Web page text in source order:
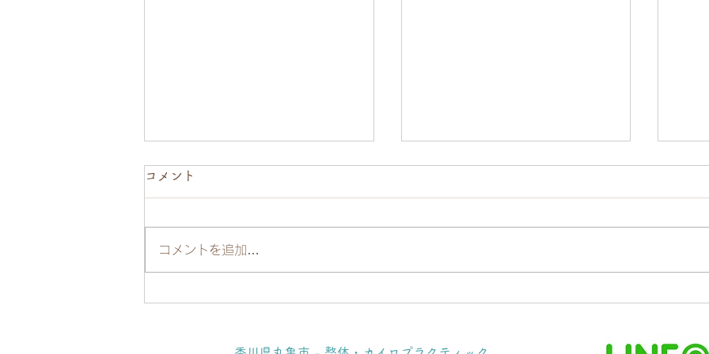
女性の肩こりは〇〇で治す！
お腹を緩めて【腰痛を治す】
ナノ
コメント
コメントを追加…